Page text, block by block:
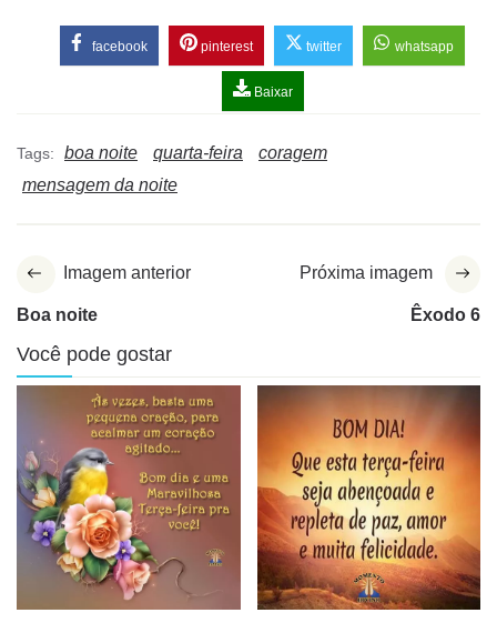
facebook pinterest twitter whatsapp
Baixar
Tags: boa noite quarta-feira
coragem
mensagem da noite
Imagem anterior
Boa noite
Próxima imagem
Êxodo 6
Você pode gostar